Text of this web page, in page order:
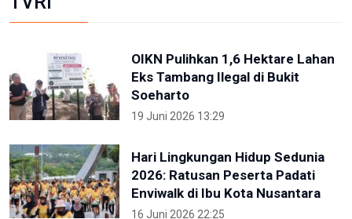
OIKN Pulihkan 1,6 Hektare Lahan
Eks Tambang Ilegal di Bukit
Soeharto
19 Juni 2026 13:29
Hari Lingkungan Hidup Sedunia
2026: Ratusan Peserta Padati
Enviwalk di Ibu Kota Nusantara
16 Juni 2026 22:25